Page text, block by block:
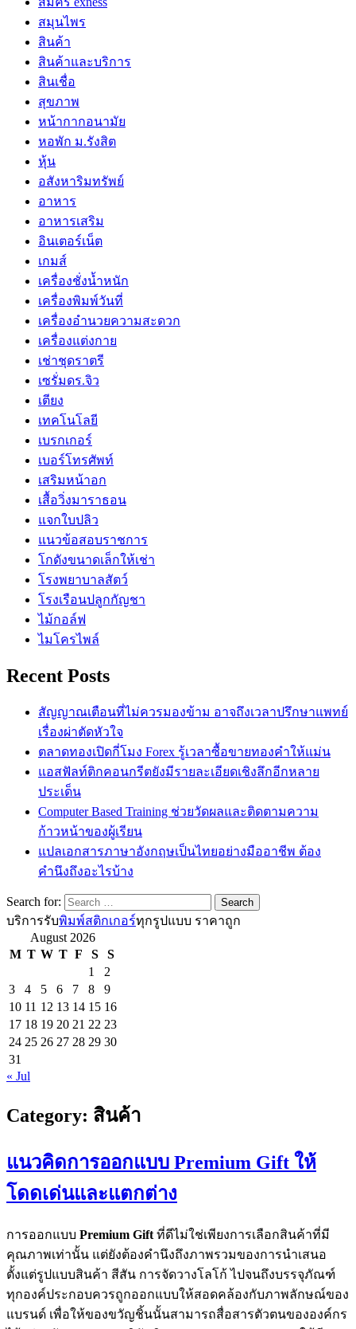
สมุนไพร
สินค้า
สินค้าและบริการ
สินเชื่อ
สุขภาพ
หน้ากากอนามัย
หอพัก ม.รังสิต
หุ้น
อสังหาริมทรัพย์
อาหาร
อาหารเสริม
อินเตอร์เน็ต
เกมส์
เครื่องชั่งน้ำหนัก
เครื่องพิมพ์วันที่
เครื่องอำนวยความสะดวก
เครื่องแต่งกาย
เช่าชุดราตรี
เซรั่มดร.จิว
เตียง
เทคโนโลยี
เบรกเกอร์
เบอร์โทรศัพท์
เสริมหน้าอก
เสื้อวิ่งมาราธอน
แจกใบปลิว
แนวข้อสอบราชการ
โกดังขนาดเล็กให้เช่า
โรงพยาบาลสัตว์
โรงเรือนปลูกกัญชา
ไม้กอล์ฟ
ไมโครไพล์
Recent Posts
สัญญาณเตือนที่ไม่ควรมองข้าม อาจถึงเวลาปรึกษาแพทย์
เรื่องผ่าตัดหัวใจ
ตลาดทองเปิดกี่โมง Forex รู้เวลาซื้อขายทองคำให้แม่น
แอสฟัลท์ติกคอนกรีตยังมีรายละเอียดเชิงลึกอีกหลาย
ประเด็น
Computer Based Training ช่วยวัดผลและติดตามความ
ก้าวหน้าของผู้เรียน
แปลเอกสารภาษาอังกฤษเป็นไทยอย่างมืออาชีพ ต้อง
คำนึงถึงอะไรบ้าง
Search for:
บริการรับพิมพ์สติกเกอร์ทุกรูปแบบ ราคาถูก
August 2026
M T W T F S
S
1
2
3
4 5 6 7 8
9
10 11 12 13 14 15 16
17 18 19 20 21 22 23
24 25 26 27 28 29 30
31
« Jul
Category: สินค้า
แนวคิดการออกแบบ Premium Gift ให้
โดดเด่นและแตกต่าง
การออกแบบ Premium Gift ที่ดีไม่ใช่เพียงการเลือกสินค้าที่มี
คุณภาพเท่านั้น แต่ยังต้องคำนึงถึงภาพรวมของการนำเสนอ
ตั้งแต่รูปแบบสินค้า สีสัน การจัดวางโลโก้ ไปจนถึงบรรจุภัณฑ์
ทุกองค์ประกอบควรถูกออกแบบให้สอดคล้องกับภาพลักษณ์ของ
แบรนด์ เพื่อให้ของขวัญชิ้นนั้นสามารถสื่อสารตัวตนขององค์กร